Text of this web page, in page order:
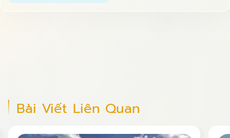
Bài Viết Liên Quan